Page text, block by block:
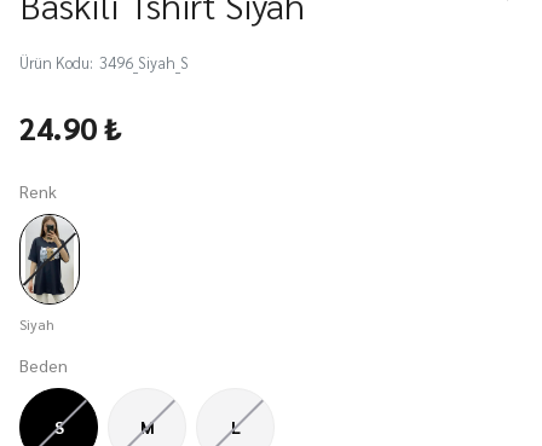
Ürün Kodu: 3496_Siyah_S
24.90 ₺
Renk
Siyah
Beden
S M L